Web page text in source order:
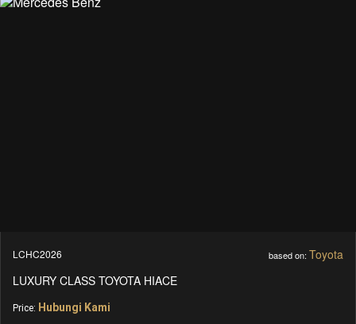
LCHC2026 based on: Toyota
LUXURY CLASS TOYOTA HIACE
Price: Hubungi Kami